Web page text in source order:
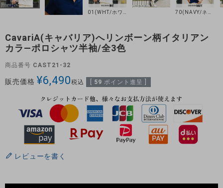
CavariA(キャバリア)へリンボーン柄イタリアン
カラ―ポロシャツ半袖/全3色
商品番号 CAST21-32
販売価格 ¥6,490税込 59 ポイント進呈 ]
レビューを書く